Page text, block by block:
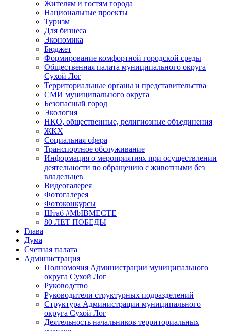
Жителям и гостям города
Национальные проекты
Туризм
Для бизнеса
Экономика
Бюджет
Формирование комфортной городской среды
Общественная палата муниципального округа
Сухой Лог
Территориальные органы и представительства
СМИ муниципального округа
Безопасный город
Экология
НКО, общественные, религиозные объединения
ЖКХ
Социальная сфера
Транспортное обслуживание
Информация о мероприятиях при осуществлении
деятельности по обращению с животными без
владельцев
Видеогалерея
Фотогалерея
Фотоконкурсы
Штаб #MbIBMECTE
80 ЛЕТ ПОБЕДЫ
Глава
Дума
Счетная палата
Администрация
Полномочия Администрации муниципального
округа Сухой Лог
Руководство
Руководители структурных подразделений
Структура Администрации муниципального
округа Сухой Лог
Деятельность начальников территориальных